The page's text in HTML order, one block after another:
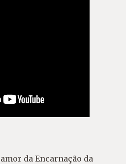
da Encarnação da